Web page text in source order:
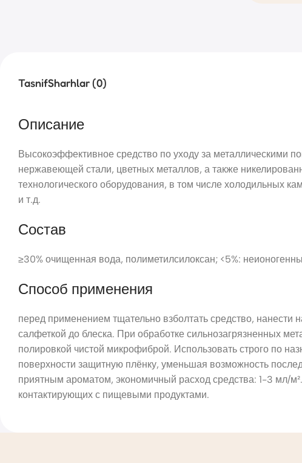
TasnifSharhlar (0)
Описание
Высокоэффективное средство по уходу за металлическими
нержавеющей стали, цветных металлов, а также
технологического оборудования, в том числе холодильных
и т.д.
Состав
≥30% очищенная вода, полиметилсилоксан; <5%:
Способ применения
перед применением тщательно взболтать средство, нанести
салфеткой до блеска. При обработке сильнозагрязненных
полировкой чистой микрофиброй. Использовать строго по
поверхности защитную плёнку, уменьшая возможность
приятным ароматом, экономичный расход средства: 1-3 мл/
контактирующих с пищевыми продуктами.